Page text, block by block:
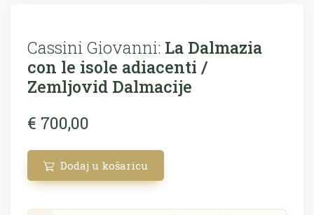
Cassini Giovanni: La Dalmazia
con le isole adiacenti /
Zemljovid Dalmacije
€ 700,00
Dodaj u košaricu